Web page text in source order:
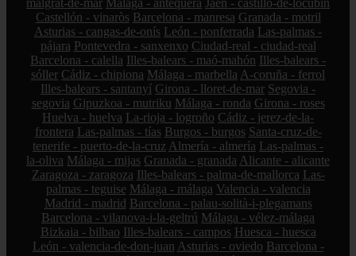
malgrat-de-mar Málaga - antequera Jaén - castillo-de-locubín
Castellón - vinaròs Barcelona - manresa Granada - motril
Asturias - cangas-de-onís León - ponferrada Las-palmas -
pájara Pontevedra - sanxenxo Ciudad-real - ciudad-real
Barcelona - calella Illes-balears - maó-mahón Illes-balears -
sóller Cádiz - chipiona Málaga - marbella A-coruña - ferrol
Illes-balears - santanyí Girona - lloret-de-mar Segovia -
segovia Gipuzkoa - mutriku Málaga - ronda Girona - roses
Huelva - huelva La-rioja - logroño Cádiz - jerez-de-la-
frontera Las-palmas - tías Burgos - burgos Santa-cruz-de-
tenerife - puerto-de-la-cruz Almería - almería Las-palmas -
la-oliva Málaga - mijas Granada - granada Alicante - alicante
Zaragoza - zaragoza Illes-balears - palma-de-mallorca Las-
palmas - teguise Málaga - málaga Valencia - valencia
Madrid - madrid Barcelona - palau-solità-i-plegamans
Barcelona - vilanova-i-la-geltrú Málaga - vélez-málaga
Bizkaia - bilbao Illes-balears - campos Huesca - huesca
León - valencia-de-don-juan Asturias - oviedo Barcelona -